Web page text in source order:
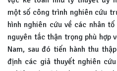
một số công trình nghiên cứu
hình nghiên cứu về các nhân
nguyên tắc thận trọng phù hợp
Nam, sau đó tiến hành thu
định các giả thuyết nghiên